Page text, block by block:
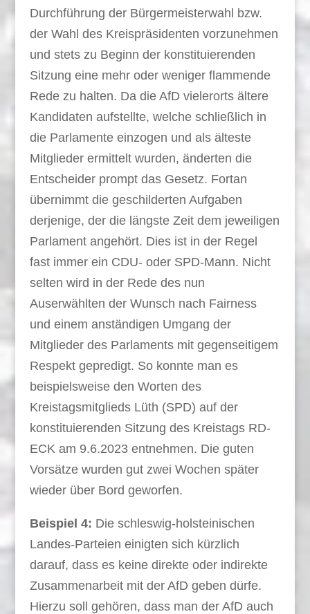
Durchführung der Bürgermeisterwahl bzw.
der Wahl des Kreispräsidenten vorzunehmen
und stets zu Beginn der konstituierenden
Sitzung eine mehr oder weniger flammende
Rede zu halten. Da die AfD vielerorts ältere
Kandidaten aufstellte, welche schließlich in
die Parlamente einzogen und als älteste
Mitglieder ermittelt wurden, änderten die
Entscheider prompt das Gesetz. Fortan
übernimmt die geschilderten Aufgaben
derjenige, der die längste Zeit dem jeweiligen
Parlament angehört. Dies ist in der Regel
fast immer ein CDU- oder SPD-Mann. Nicht
selten wird in der Rede des nun
Auserwählten der Wunsch nach Fairness
und einem anständigen Umgang der
Mitglieder des Parlaments mit gegenseitigem
Respekt gepredigt. So konnte man es
beispielsweise den Worten des
Kreistagsmitglieds Lüth (SPD) auf der
konstituierenden Sitzung des Kreistags RD-
ECK am 9.6.2023 entnehmen. Die guten
Vorsätze wurden gut zwei Wochen später
wieder über Bord geworfen.
Beispiel 4: Die schleswig-holsteinischen
Landes-Parteien einigten sich kürzlich
darauf, dass es keine direkte oder indirekte
Zusammenarbeit mit der AfD geben dürfe.
Hierzu soll gehören, dass man der AfD auch